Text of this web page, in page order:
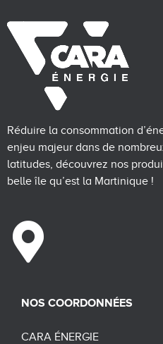
Réduire la consommation
enjeu majeur dans de
latitudes, découvrez nos
belle île qu’est la Martinique !
NOS COORDONNÉES
CARA ÉNERGIE